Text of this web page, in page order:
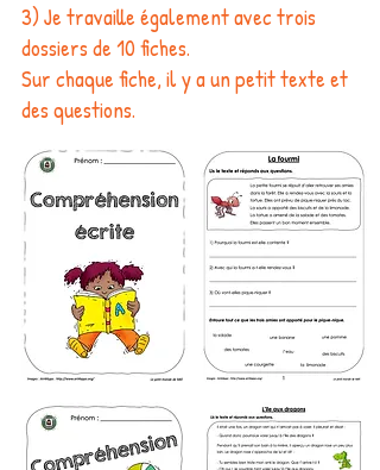
3) Je travaille également avec trois
dossiers de 10 fiches.
Sur chaque fiche, il y a un petit texte et
des questions.